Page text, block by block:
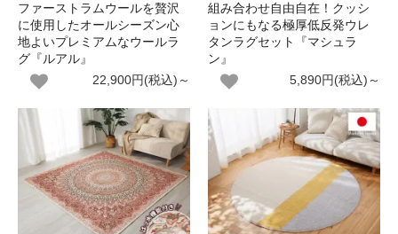
ファーストラムウールを贅沢
に使用したオールシーズン心
地よいプレミアムなウールラ
グ『ルアル』
22,900円(税込)～
組み合わせ自由自在！クッシ
ョンにもなる極厚低反発ウレ
タンラグセット『マシュラ
ン』
5,890円(税込)～